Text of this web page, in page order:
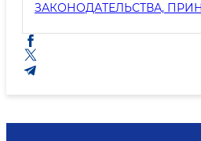
ЗАКОНОДАТЕЛЬСТВА,